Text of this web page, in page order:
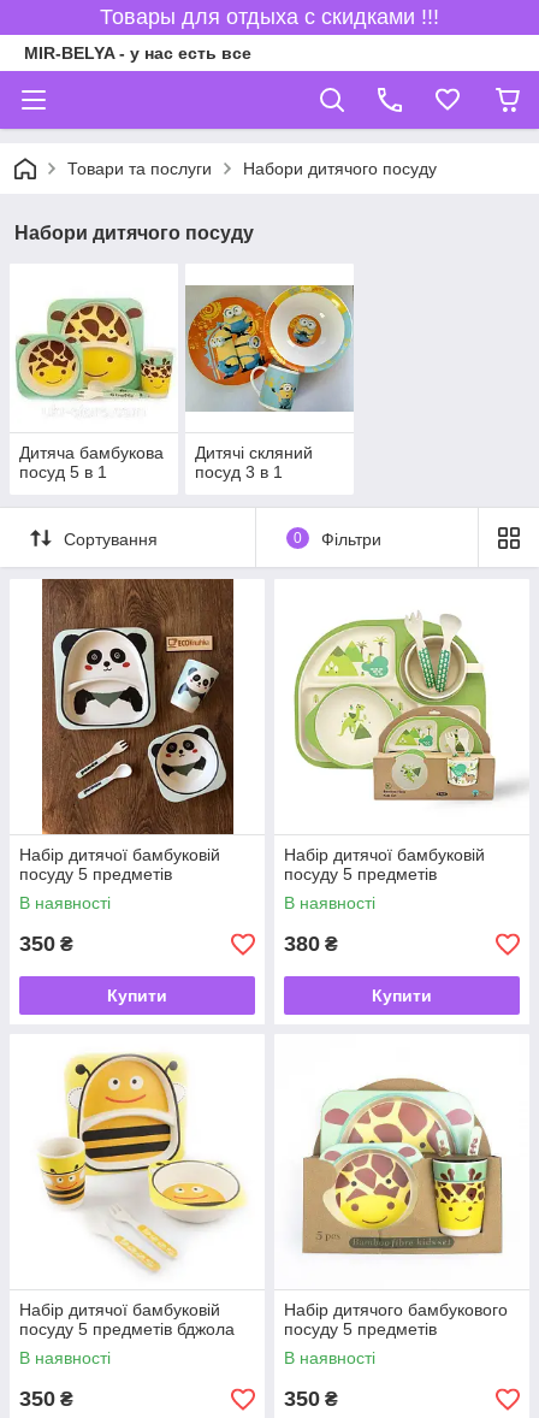
Товары для отдыха с скидками !!!
MIR-BELYA - у нас есть все
Товари та послуги Набори дитячого посуду
Набори дитячого посуду
Дитяча бамбукова
посуд 5 в 1
Дитячі скляний
посуд 3 в 1
Сортування 0 Фільтри
Набір дитячої бамбуковій
посуду 5 предметів
В наявності
350 ₴
Купити
Набір дитячої бамбуковій
посуду 5 предметів
В наявності
380 ₴
Купити
Набір дитячої бамбуковій
посуду 5 предметів бджола
В наявності
350 ₴
Набір дитячого бамбукового
посуду 5 предметів
В наявності
350 ₴